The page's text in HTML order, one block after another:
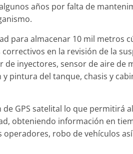
años por falta de
para almacenar 10 mil metros
en la revisión de la
de inyectores, sensor de aire de
pintura del tanque, chasis y
GPS satelital lo que permitirá al
obteniendo información en
robo de vehículos